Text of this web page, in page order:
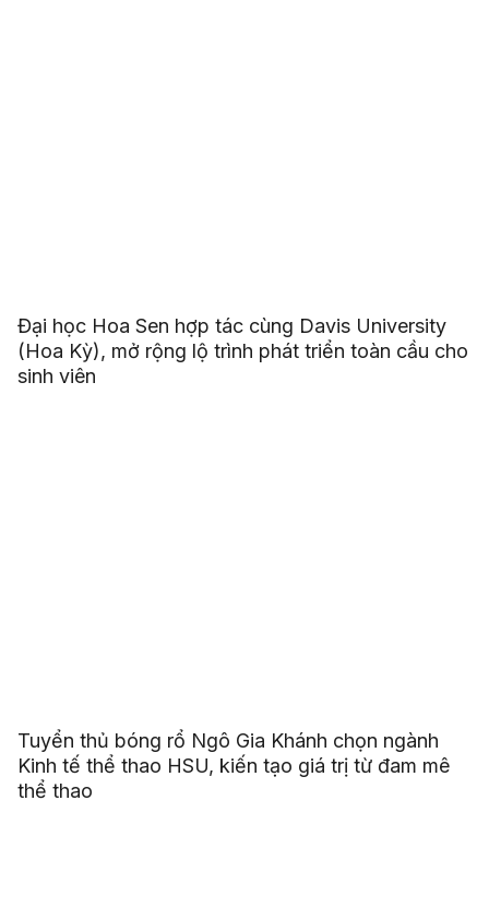
Đại học Hoa Sen hợp tác cùng Davis University
(Hoa Kỳ), mở rộng lộ trình phát triển toàn cầu cho
sinh viên
Tuyển thủ bóng rổ Ngô Gia Khánh chọn ngành
Kinh tế thể thao HSU, kiến tạo giá trị từ đam mê
thể thao